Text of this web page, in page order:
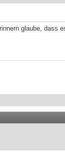
glaube, dass